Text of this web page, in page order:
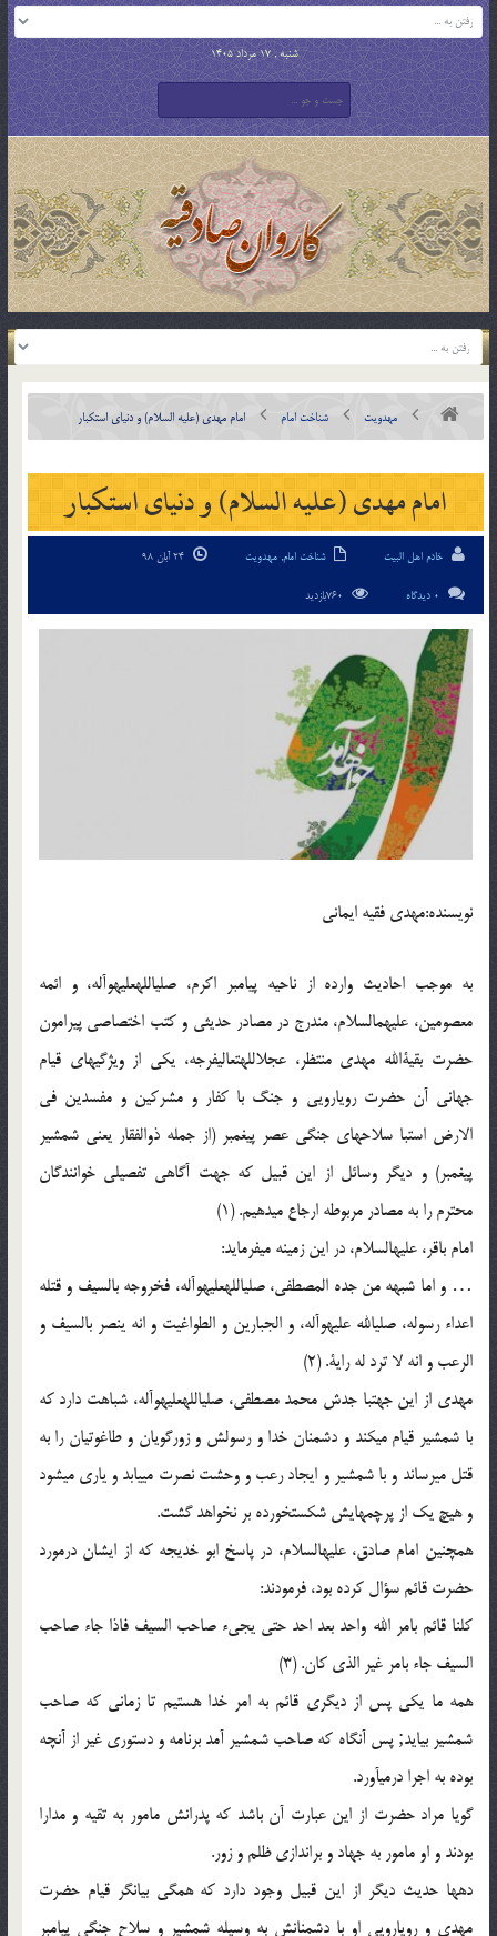
شنبه , 17 مرداد 1405
مهدویت شناخت امام امام مهدی (علیه السلام) و دنیای استکبار
امام مهدی (علیه السلام) و دنیای استکبار
خادم اهل البیت شناخت امام, مهدویت
0 دیدگاه
نويسنده:مهدی فقیه ایمانی
به موجب احادیث وارده از ناحیه پیامبر اکرم، صلی‏الله‏علیه‏وآله، و ائمه
معصومین، علیهم‏السلام، مندرج در مصادر حدیثی و کتب اختصاصی پیرامون
حضرت بقیة‏الله مهدی منتظر، عجل‏الله‏تعالی‏فرجه، یکی از ویژگیهای قیام
جهانی آن حضرت رویارویی و جنگ با کفار و مشرکین و مفسدین فی
الارض است‏با سلاحهای جنگی عصر پیغمبر (از جمله ذوالفقار یعنی شمشیر
پیغمبر) و دیگر وسائل از این قبیل که جهت آگاهی تفصیلی خوانندگان
محترم را به مصادر مربوطه ارجاع می‏دهیم. (1)
امام باقر، علیه‏السلام، در این زمینه می‏فرماید:
… و اما شبهه من جده المصطفی، صلی‏الله‏علیه‏وآله، فخروجه بالسیف و قتله
اعداء رسوله، صلی‏الله علیه‏وآله، و الجبارین و الطواغیت و انه ینصر بالسیف و
الرعب و انه لا ترد له رایة. (2)
مهدی از این جهت‏با جدش محمد مصطفی، صلی‏الله‏علیه‏وآله، شباهت دارد که
با شمشیر قیام می‏کند و دشمنان خدا و رسولش و زورگویان و طاغوتیان را به
قتل می‏رساند و با شمشیر و ایجاد رعب و وحشت نصرت می‏یابد و یاری می‏شود
و هیچ یک از پرچمهایش شکست‏خورده بر نخواهد گشت.
همچنین امام صادق، علیه‏السلام، در پاسخ ابو خدیجه که از ایشان درمورد
حضرت قائم سؤال کرده بود، فرمودند:
کلنا قائم بامر الله واحد بعد احد حتی یجی‏ء صاحب السیف فاذا جاء صاحب
السیف جاء بامر غیر الذی کان. (3)
همه ما یکی پس از دیگری قائم به امر خدا هستیم تا زمانی که صاحب
شمشیر بیاید; پس آنگاه که صاحب شمشیر آمد برنامه و دستوری غیر از آنچه
بوده به اجرا درمی‏آورد.
گویا مراد حضرت از این عبارت آن باشد که پدرانش مامور به تقیه و مدارا
بودند و او مامور به جهاد و براندازی ظلم و زور.
دهها حدیث دیگر از این قبیل وجود دارد که همگی بیانگر قیام حضرت
مهدی و رویارویی او با دشمنانش به وسیله شمشیر و سلاح جنگی پیامبر